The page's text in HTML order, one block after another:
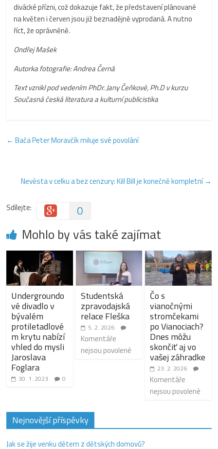
divácké přízni, což dokazuje fakt, že představení plánované
na květen i červen jsou již beznadějně vyprodaná. A nutno
říct, že oprávněně.
Ondřej Mašek
Autorka fotografie: Andrea Černá
Text vznikl pod vedením PhDr. Jany Čeňkové, Ph.D v kurzu
Současná česká literatura a kulturní publicistika
← Bača Peter Moravčík miluje své povolání
Nevěsta v celku a bez cenzury: Kill Bill je konečně kompletní →
Sdílejte: 0
Mohlo by vás také zajímat
Undergroundo
vé divadlo v
bývalém
protiletadlové
m krytu nabízí
vhled do mysli
Jaroslava
Foglara
30. 1. 2023 0
Studentská
zpravodajská
relace Fleška
5. 2. 2026
Komentáře
nejsou povolené
Čo s
vianočnými
stromčekami
po Vianociach?
Dnes môžu
skončiť aj vo
vašej záhradke
23. 2. 2026
Komentáře
nejsou povolené
Nejnovější příspěvky
Jak se žije venku dětem z dětských domovů?